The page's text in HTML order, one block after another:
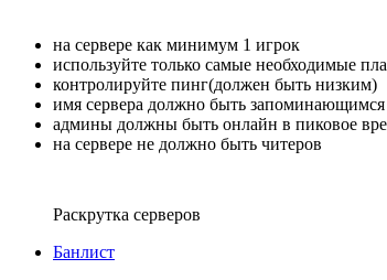
на сервере как минимум 1 игрок
используйте только самые необходимые
контролируйте пинг(должен быть низким)
имя сервера должно быть запоминающимся
админы должны быть онлайн в пиковое
на сервере не должно быть читеров
Раскрутка серверов
Банлист